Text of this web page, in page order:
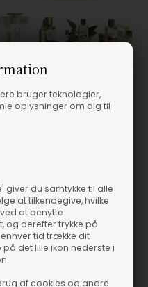
bruger teknologier,
oplysninger om dig til
giver du samtykke til alle
at tilkendegive, hvilke
at benytte
og derefter trykke på
tid trække dit
det lille ikon nederste i
af cookies og andre
Lime - 100 ml
Goldfield & Banks